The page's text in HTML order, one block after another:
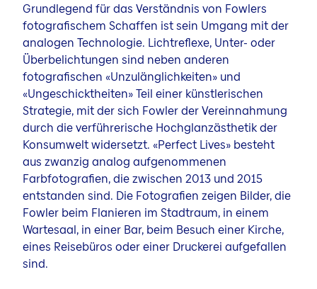
Grundlegend für das Verständnis von Fowlers
fotografischem Schaffen ist sein Umgang mit der
analogen Technologie. Lichtreflexe, Unter- oder
Überbelichtungen sind neben anderen
fotografischen «Unzulänglichkeiten» und
«Ungeschicktheiten» Teil einer künstlerischen
Strategie, mit der sich Fowler der Vereinnahmung
durch die verführerische Hochglanzästhetik der
Konsumwelt widersetzt. «Perfect Lives» besteht
aus zwanzig analog aufgenommenen
Farbfotografien, die zwischen 2013 und 2015
entstanden sind. Die Fotografien zeigen Bilder, die
Fowler beim Flanieren im Stadtraum, in einem
Wartesaal, in einer Bar, beim Besuch einer Kirche,
eines Reisebüros oder einer Druckerei aufgefallen
sind.